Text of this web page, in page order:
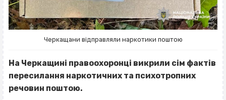
Черкащани відправляли наркотики поштою
На Черкащині правоохоронці викрили сім фактів
пересилання наркотичних та психотропних
речовин поштою.